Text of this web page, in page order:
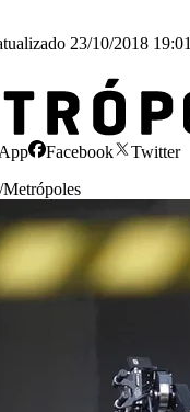
23/10/2018 19:01
Facebook
Twitter